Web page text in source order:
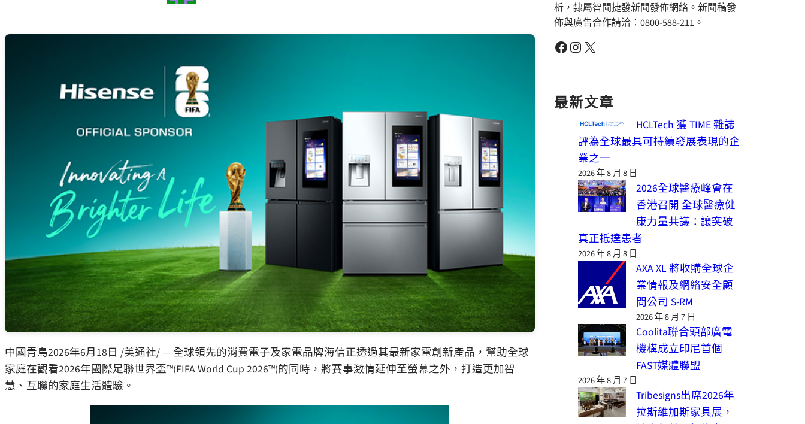
中國青島2026年6月18日 /美通社/ — 全球領先的消費電子及家電品牌海信正透過其最新家電創新產品，幫助全球
家庭在觀看2026年國際足聯世界盃™(FIFA World Cup 2026™)的同時，將賽事激情延伸至螢幕之外，打造更加智
慧、互聯的家庭生活體驗。
析，隸屬智聞捷發新聞發佈網絡。新聞稿發
佈與廣告合作請洽：0800-588-211。
Facebook Instagram X
最新文章
HCLTech 獲 TIME 雜誌
評為全球最具可持續發展表現的企
業之一
2026 年 8 月 8 日
2026全球醫療峰會在
香港召開 全球醫療健
康力量共議：讓突破
真正抵達患者
2026 年 8 月 8 日
AXA XL 將收購全球企
業情報及網絡安全顧
問公司 S-RM
2026 年 8 月 7 日
Coolita聯合頭部廣電
機構成立印尼首個
FAST媒體聯盟
2026 年 8 月 7 日
Tribesigns出席2026年
拉斯維加斯家具展，